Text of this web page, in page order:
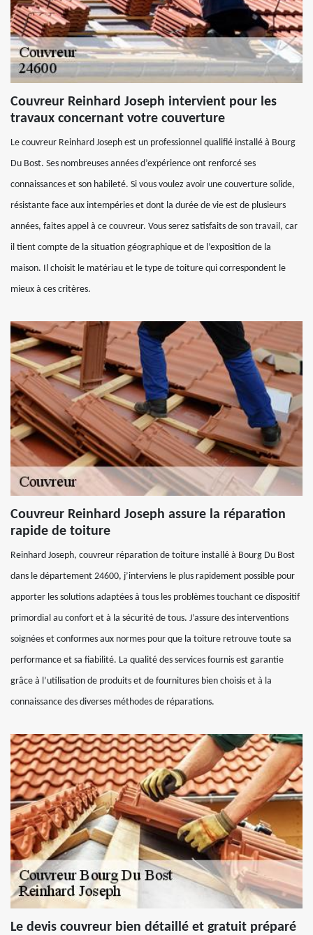
Couvreur Reinhard Joseph intervient pour les
travaux concernant votre couverture
Le couvreur Reinhard Joseph est un professionnel qualifié installé à Bourg
Du Bost. Ses nombreuses années d’expérience ont renforcé ses
connaissances et son habileté. Si vous voulez avoir une couverture solide,
résistante face aux intempéries et dont la durée de vie est de plusieurs
années, faites appel à ce couvreur. Vous serez satisfaits de son travail, car
il tient compte de la situation géographique et de l’exposition de la
maison. Il choisit le matériau et le type de toiture qui correspondent le
mieux à ces critères.
Couvreur Reinhard Joseph assure la réparation
rapide de toiture
Reinhard Joseph, couvreur réparation de toiture installé à Bourg Du Bost
dans le département 24600, j’interviens le plus rapidement possible pour
apporter les solutions adaptées à tous les problèmes touchant ce dispositif
primordial au confort et à la sécurité de tous. J’assure des interventions
soignées et conformes aux normes pour que la toiture retrouve toute sa
performance et sa fiabilité. La qualité des services fournis est garantie
grâce à l’utilisation de produits et de fournitures bien choisis et à la
connaissance des diverses méthodes de réparations.
Le devis couvreur bien détaillé et gratuit préparé